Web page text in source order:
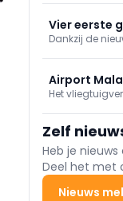
Zorg bevestigt
Vier eerste
Equitable
Dankzij de
vier
maar één
Airport
Het
namelijk
Zelf
Heb je
Deel het met
Nieuws